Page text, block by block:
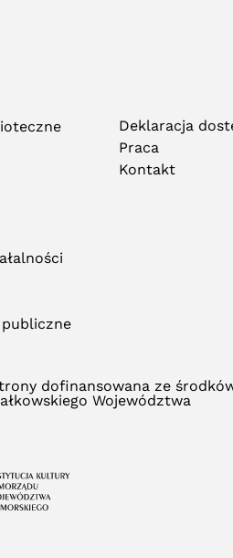
Deklaracja
Praca
Kontakt
dofinansowana ze
Województwa